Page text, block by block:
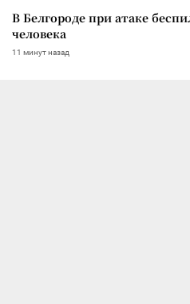
В Белгороде при атаке
человека
11 минут назад